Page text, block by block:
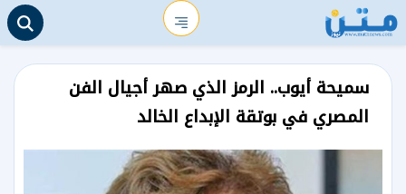
سميحة أيوب.. الرمز الذي صهر أجيال الفن
المصري في بوتقة الإبداع الخالد